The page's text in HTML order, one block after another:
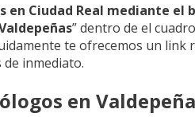
en Ciudad Real mediante el
” dentro de el
te ofrecemos un link
inmediato.
en